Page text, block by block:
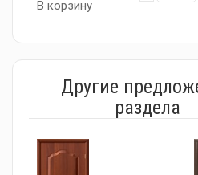
В корзину
Другие
раздела